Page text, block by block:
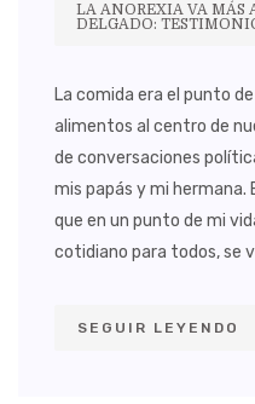
LA ANOREXIA VA MÁS
DELGADO:
La comida era el punto
alimentos al centro de
de conversaciones
mis papás y mi hermana.
que en un punto de mi
cotidiano para todos, se
SEGUIR LEYENDO